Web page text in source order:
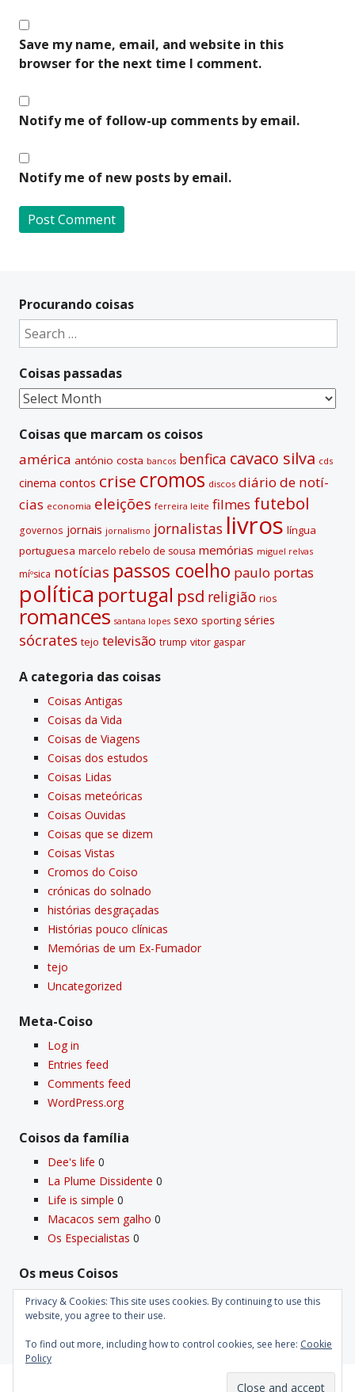
Save my name, email, and website in this
browser for the next time I comment.
Notify me of follow-up comments by email.
Notify me of new posts by email.
t
e
a
t
i
v
Procurando coisas
Search
for:
Coisas passadas
Coisas
Coisas que marcam os coisos
américa antónio costa bancos benfica cavaco silva cds
cinema contos crise cromos discos diário de notí­
cias economia eleições ferreira leite filmes futebol
governos jornais jornalismo jornalistas livros lí­ngua
portuguesa marcelo rebelo de sousa memórias miguel relvas
míºsica notí­cias passos coelho paulo portas
polí­tica portugal psd religião rios
romances santana lopes sexo sporting séries
sócrates tejo televisão trump vitor gaspar
A categoria das coisas
Coisas Antigas
Coisas da Vida
Coisas de Viagens
Coisas dos estudos
Coisas Lidas
Coisas meteóricas
Coisas Ouvidas
Coisas que se dizem
Coisas Vistas
Cromos do Coiso
crónicas do solnado
histórias desgraçadas
Histórias pouco clí­nicas
Memórias de um Ex-Fumador
tejo
Uncategorized
Meta-Coiso
Log in
Entries feed
Comments feed
WordPress.org
Coisos da famí­lia
Dee's life 0
La Plume Dissidente 0
Life is simple 0
Macacos sem galho 0
Os Especialistas 0
Os meus Coisos
Deus0
Velho Coiso0
Privacy & Cookies: This site uses cookies. By continuing to use this
website, you agree to their use.
To find out more, including how to control cookies, see here: Cookie
Policy